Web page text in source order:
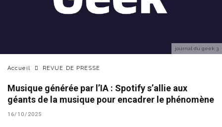
journal du geek 3
Accueil REVUE DE PRESSE
Musique générée par l’IA : Spotify s’allie aux
géants de la musique pour encadrer le phénomène
16/10/2025